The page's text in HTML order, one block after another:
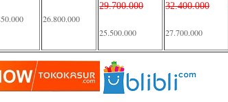
26.800.000
29.700.000
25.500.000
32.400.000
27.700.000